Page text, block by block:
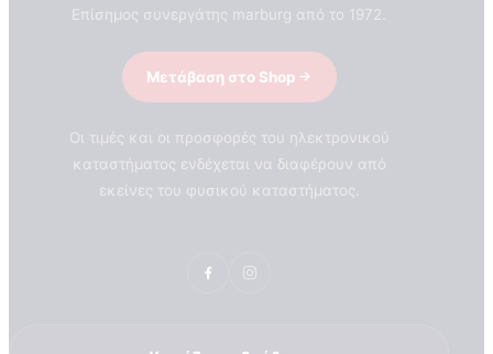
Home
Ποιοτητα Marburg
Επίσημος συνεργάτης marburg από το 1972.
Μετάβαση στο Shop
Οι τιμές και οι προσφορές του ηλεκτρονικού
καταστήματος ενδέχεται να διαφέρουν από
εκείνες του φυσικού καταστήματος.